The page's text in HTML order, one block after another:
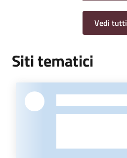
Vedi tutti
Siti tematici